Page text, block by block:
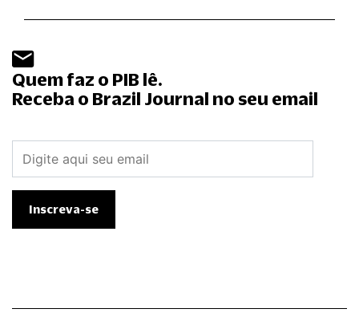
Quem faz o PIB lê.
Receba o Brazil Journal no seu email